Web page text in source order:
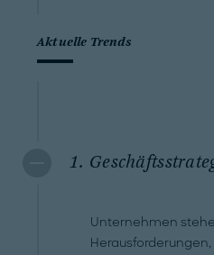
Aktuelle Trends
1.
Unternehmen